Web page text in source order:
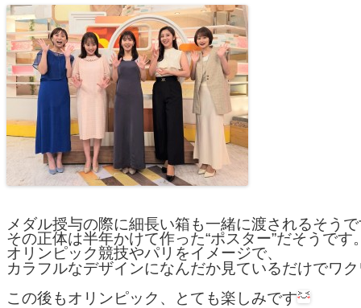
メダル授与の際に細長い箱も一緒に渡されるそう
その正体は半年かけて作った“ポスター”だそうです
オリンピック競技やパリをイメージで、
カラフルなデザインになんだか見ているだけでワ
この後もオリンピック、とても楽しみです